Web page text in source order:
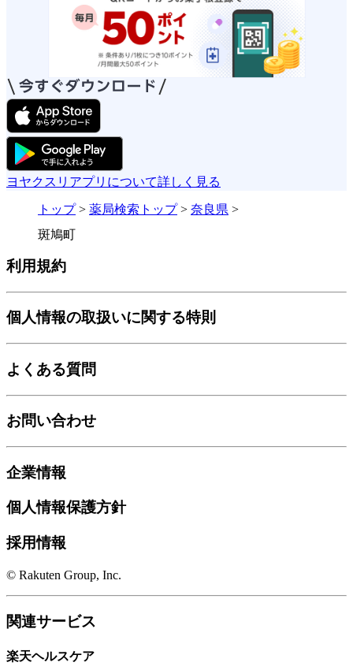
ヨヤクスリアプリについて詳しく見る
トップ> 薬局検索トップ> 奈良県 >
斑鳩町
利用規約
個人情報の取扱いに関する特則
よくある質問
お問い合わせ
企業情報
個人情報保護方針
採用情報
© Rakuten Group, Inc.
関連サービス
楽天ヘルスケア